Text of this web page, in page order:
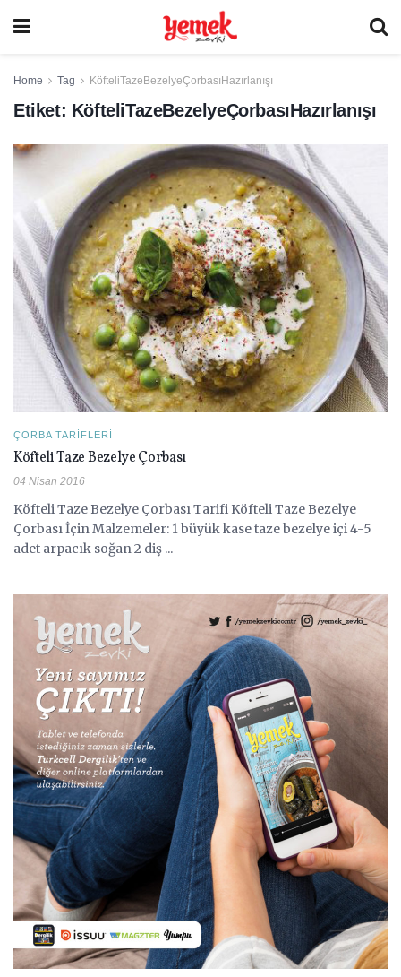
Home Tag KöfteliTazeBezelyeÇorbasıHazırlanışı
Etiket: KöfteliTazeBezelyeÇorbasıHazırlanışı
ÇORBA TARIFLERI
Köfteli Taze Bezelye Çorbası
04 Nisan 2016
Köfteli Taze Bezelye Çorbası Tarifi Köfteli Taze Bezelye
Çorbası İçin Malzemeler: 1 büyük kase taze bezelye içi 4-5
adet arpacık soğan 2 diş ...